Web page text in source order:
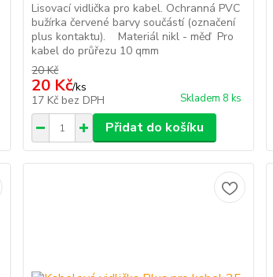
Lisovací vidlička pro kabel. Ochranná PVC
bužírka červené barvy součástí (označení
plus kontaktu). Materiál nikl - měď Pro
kabel do průřezu 10 qmm
20 Kč
20 Kč/ks
17 Kč bez DPH Skladem 8 ks
Přidat do košíku